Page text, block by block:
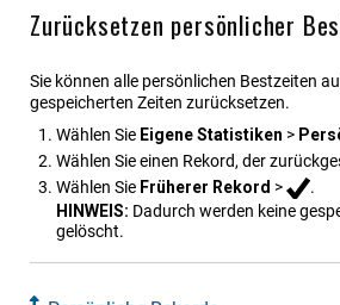
Zurücksetzen persönlicher
Sie können alle persönlichen Bestzeiten
gespeicherten Zeiten zurücksetzen.
Wählen Sie Eigene Statistiken >
Wählen Sie einen Rekord, der
Wählen Sie Früherer Rekord >
.
HINWEIS: Dadurch werden keine
gelöscht.